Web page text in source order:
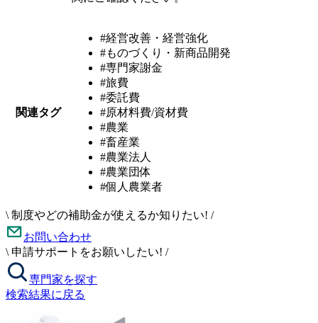
関連タグ
#経営改善・経営強化
#ものづくり・新商品開発
#専門家謝金
#旅費
#委託費
#原材料費/資材費
#農業
#畜産業
#農業法人
#農業団体
#個人農業者
\ 制度やどの補助金が使えるか知りたい! /
お問い合わせ
\ 申請サポートをお願いしたい! /
専門家を探す
検索結果に戻る